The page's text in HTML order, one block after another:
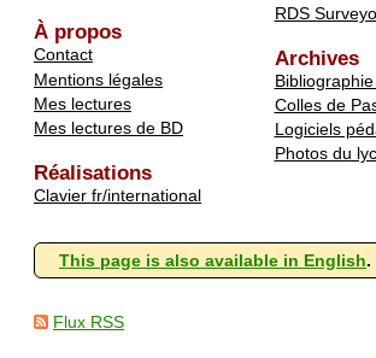
À propos
Contact
Mentions légales
Mes lectures
Mes lectures de BD
Réalisations
Clavier fr/international
RDS
Archives
Colles de
Logiciels
Photos du
This page is also available in English.
Flux RSS